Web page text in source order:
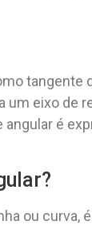
tangente
um eixo de
é
ou